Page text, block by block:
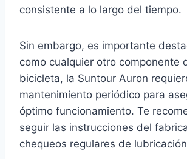
consistente a lo largo del tiempo.
Sin embargo, es importante
como cualquier otro componente
bicicleta, la Suntour Auron
mantenimiento periódico para
óptimo funcionamiento. Te
seguir las instrucciones del
chequeos regulares de